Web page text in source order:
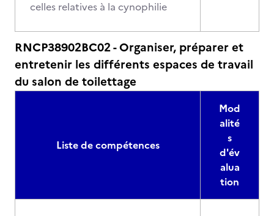
celles relatives à la cynophilie
RNCP38902BC02 - Organiser, préparer et
entretenir les différents espaces de travail
du salon de toilettage
Liste de compétences
Mod
alité
s
d'év
alua
tion